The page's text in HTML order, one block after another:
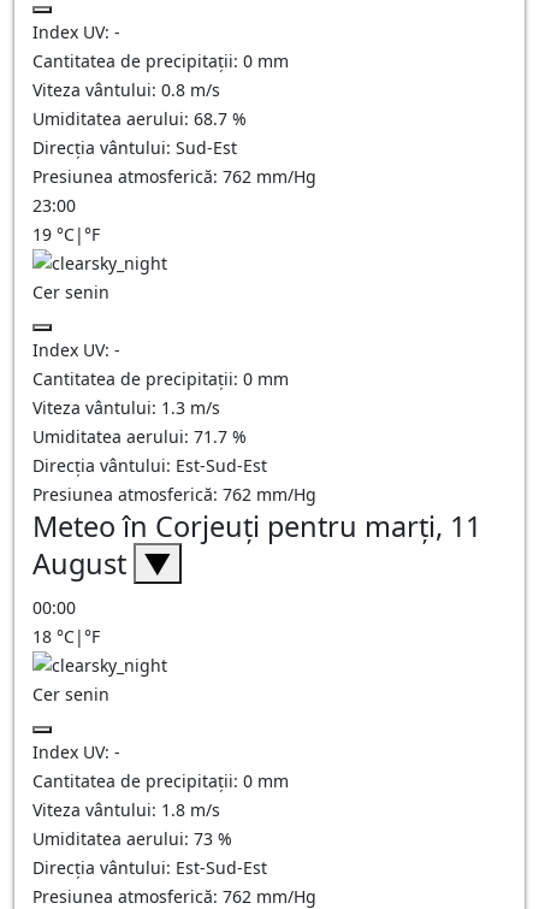
Index UV: -
Cantitatea de precipitații: 0 mm
Viteza vântului: 0.8 m/s
Umiditatea aerului: 68.7 %
Direcția vântului: Sud-Est
Presiunea atmosferică: 762 mm/Hg
23:00
19 °C|°F
Cer senin
Index UV: -
Cantitatea de precipitații: 0 mm
Viteza vântului: 1.3 m/s
Umiditatea aerului: 71.7 %
Direcția vântului: Est-Sud-Est
Presiunea atmosferică: 762 mm/Hg
Meteo în Corjeuţi pentru marți, 11
August ▼
00:00
18 °C|°F
Cer senin
Index UV: -
Cantitatea de precipitații: 0 mm
Viteza vântului: 1.8 m/s
Umiditatea aerului: 73 %
Direcția vântului: Est-Sud-Est
Presiunea atmosferică: 762 mm/Hg